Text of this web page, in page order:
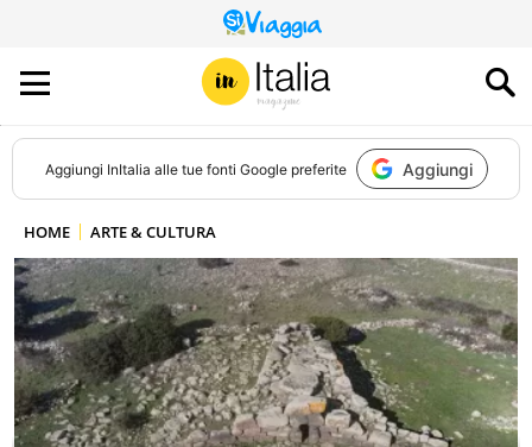
QUESTO
SITO
CONTRIBUISCE
ALL’AUDIENCE
DI
Aggiungi InItalia alle tue fonti Google preferite Aggiungi
HOME ARTE & CULTURA